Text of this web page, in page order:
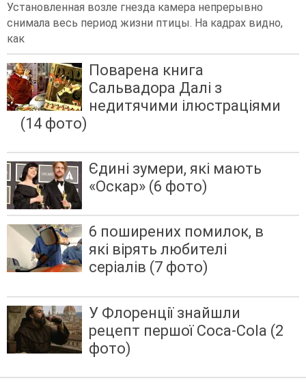
Установленная возле гнезда камера непрерывно
снимала весь период жизни птицы. На кадрах видно,
как
Поварена книга
Сальвадора Далі з
недитячими ілюстраціями
(14 фото)
Єдині зумери, які мають
«Оскар» (6 фото)
6 поширених помилок, в
які вірять любителі
серіалів (7 фото)
У Флоренції знайшли
рецепт першої Coca-Cola (2
фото)